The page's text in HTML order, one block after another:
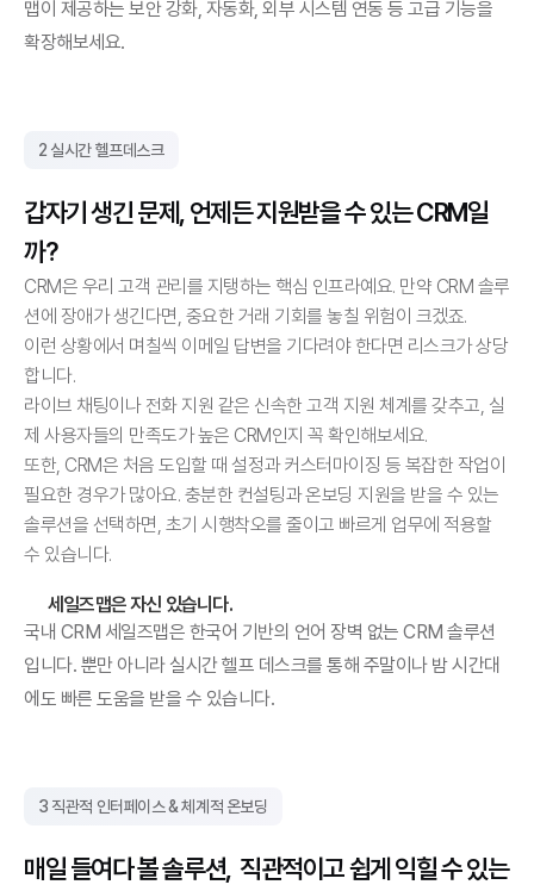
맵이 제공하는 보안 강화, 자동화, 외부 시스템 연동 등 고급 기능을
확장해보세요.
2 실시간 헬프데스크
갑자기 생긴 문제, 언제든 지원받을 수 있는 CRM일
까?
CRM은 우리 고객 관리를 지탱하는 핵심 인프라예요. 만약 CRM 솔루
션에 장애가 생긴다면, 중요한 거래 기회를 놓칠 위험이 크겠죠.
이런 상황에서 며칠씩 이메일 답변을 기다려야 한다면 리스크가 상당
합니다.
라이브 채팅이나 전화 지원 같은 신속한 고객 지원 체계를 갖추고, 실
제 사용자들의 만족도가 높은 CRM인지 꼭 확인해보세요.
또한, CRM은 처음 도입할 때 설정과 커스터마이징 등 복잡한 작업이
필요한 경우가 많아요. 충분한 컨설팅과 온보딩 지원을 받을 수 있는
솔루션을 선택하면, 초기 시행착오를 줄이고 빠르게 업무에 적용할
수 있습니다.
세일즈맵은 자신 있습니다.
국내 CRM 세일즈맵은 한국어 기반의 언어 장벽 없는 CRM 솔루션
입니다. 뿐만 아니라 실시간 헬프 데스크를 통해 주말이나 밤 시간대
에도 빠른 도움을 받을 수 있습니다.
3 직관적 인터페이스 & 체계적 온보딩
매일 들여다 볼 솔루션,  직관적이고 쉽게 익힐 수 있는